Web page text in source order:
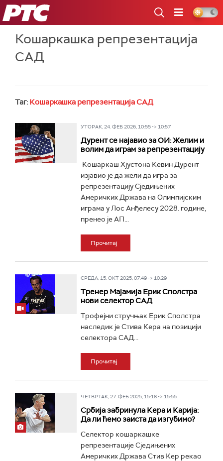
РТС
Кошаркашка репрезентација
САД
Таг: Кошаркашка репрезентација САД
УТОРАК, 24. ФЕБ 2026, 10:55 -> 10:57
Дурент се најавио за ОИ: Желим и
волим да играм за репрезентацију
Кошаркаш Хјустона Кевин Дурент
изјавио је да жели да игра за
репрезентацију Сједињених
Америчких Држава на Олимпијским
играма у Лос Анђелесу 2028. године,
пренео је АП...
Прочитај
СРЕДА, 15. ОКТ 2025, 07:49 -> 10:29
Тренер Мајамија Ерик Сполстра
нови селектор САД
Трофејни стручњак Ерик Сполстра
наследик је Стива Кера на позицији
селектора САД...
Прочитај
ЧЕТВРТАК, 27. ФЕБ 2025, 15:18 -> 15:55
Србија забринула Кера и Карија:
Да ли ћемо заиста да изгубимо?
Селектор кошаркашке
репрезентације Сједињених
Америчких Држава Стив Кер рекао